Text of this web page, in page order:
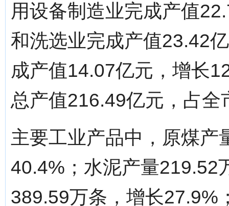
用设备制造业完成产值
和洗选业完成产值23.42
成产值14.07亿元，增长
总产值216.49亿元，占
主要工业产品中，原煤产
40.4%；水泥产量219.52
389.59万条，增长27.9%